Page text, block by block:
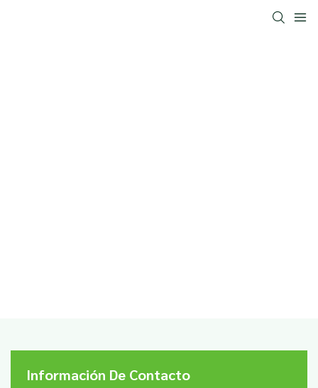
Información De Contacto